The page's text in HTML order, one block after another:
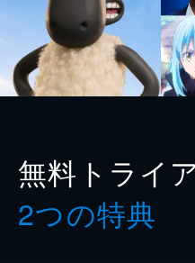
無料トライ
2つの特典